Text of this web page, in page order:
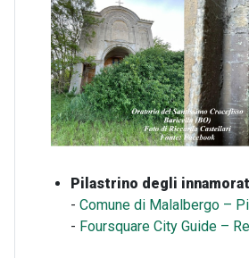
Pilastrino degli
- Comune di Malalbergo –
- Foursquare City Guide –